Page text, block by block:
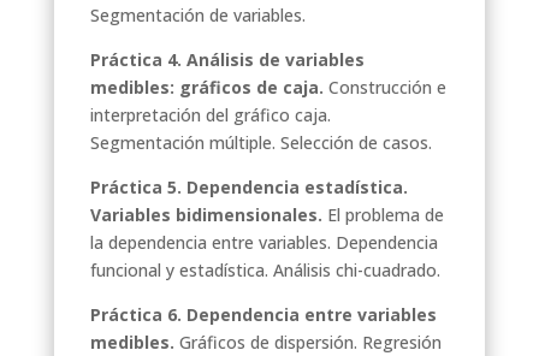
Segmentación de variables.
Práctica 4. Análisis de variables
medibles: gráficos de caja. Construcción e
interpretación del gráfico caja.
Segmentación múltiple. Selección de casos.
Práctica 5. Dependencia estadística.
Variables bidimensionales. El problema de
la dependencia entre variables. Dependencia
funcional y estadística. Análisis chi-cuadrado.
Práctica 6. Dependencia entre variables
medibles. Gráficos de dispersión. Regresión